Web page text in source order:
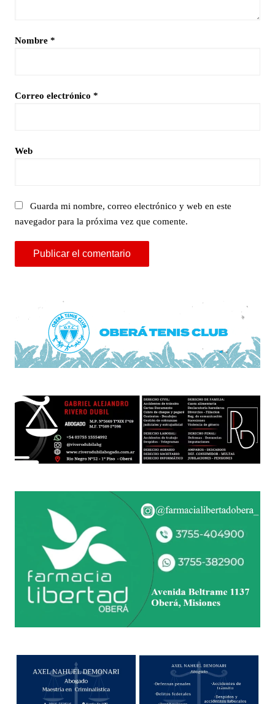
Nombre *
Correo electrónico *
Web
Guarda mi nombre, correo electrónico y web en este
navegador para la próxima vez que comente.